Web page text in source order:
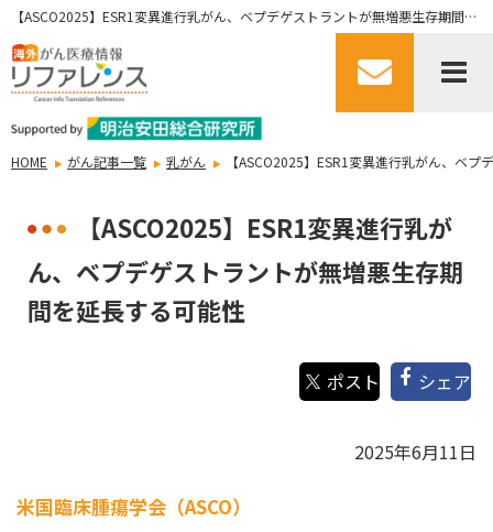
【ASCO2025】ESR1変異進行乳がん、ベプデゲストラントが無増悪生存期間を延長する可能性
HOME がん記事一覧 乳がん 【ASCO2025】ESR1変異進行乳がん、ベ
【ASCO2025】ESR1変異進行乳が
ん、ベプデゲストラントが無増悪生存期
間を延長する可能性
シェア
2025年6月11日
米国臨床腫瘍学会（ASCO）